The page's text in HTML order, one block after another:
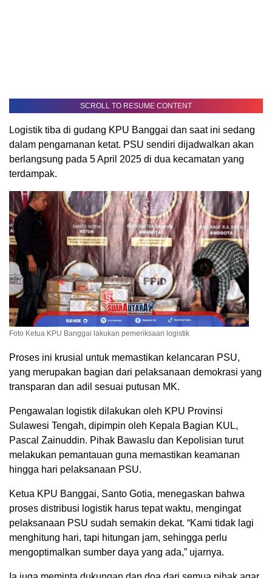
SCROLL TO RESUME CONTENT
Logistik tiba di gudang KPU Banggai dan saat ini sedang
dalam pengamanan ketat. PSU sendiri dijadwalkan akan
berlangsung pada 5 April 2025 di dua kecamatan yang
terdampak.
Foto Ketua KPU Banggai lakukan pemeriksaan logistik
Proses ini krusial untuk memastikan kelancaran PSU,
yang merupakan bagian dari pelaksanaan demokrasi yang
transparan dan adil sesuai putusan MK.
Pengawalan logistik dilakukan oleh KPU Provinsi
Sulawesi Tengah, dipimpin oleh Kepala Bagian KUL,
Pascal Zainuddin. Pihak Bawaslu dan Kepolisian turut
melakukan pemantauan guna memastikan keamanan
hingga hari pelaksanaan PSU.
Ketua KPU Banggai, Santo Gotia, menegaskan bahwa
proses distribusi logistik harus tepat waktu, mengingat
pelaksanaan PSU sudah semakin dekat. “Kami tidak lagi
menghitung hari, tapi hitungan jam, sehingga perlu
mengoptimalkan sumber daya yang ada,” ujarnya.